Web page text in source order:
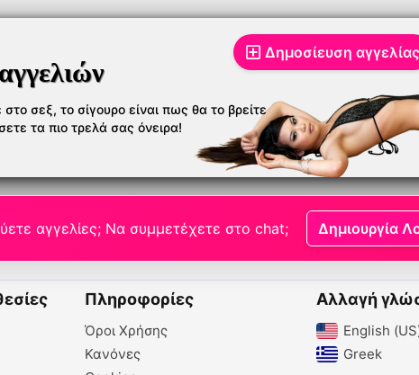
περιμένω στο σπίτι
μου
σεξ, το σίγουρο είναι πως θα το βρείτε
τα πιο τρελά σας όνειρα!
Δημοσίευση αγγελίας
αγγελίες; Να συμμετέχετε στο chat; Δημιουργία
Πληροφορίες
Όροι Χρήσης
Κανόνες
Αλλαγή
English
Greek‎